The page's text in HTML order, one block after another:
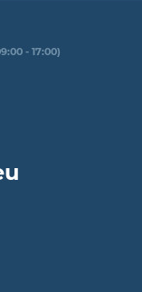
- 17:00)